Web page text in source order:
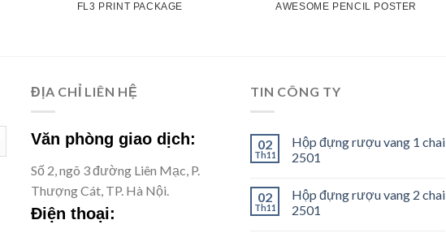
FL3 PRINT PACKAGE AWESOME PENCIL POSTER
ĐỊA CHỈ LIÊN HỆ
Văn phòng giao dịch:
Số 2, ngõ 3 đường Liên Mạc, P.
Thượng Cát, TP. Hà Nội.
Điện thoại:
TIN CÔNG TY
02
Th11
Hộp đựng rượu vang 1 chai
2501
02
Th11
Hộp đựng rượu vang 2 chai
2501